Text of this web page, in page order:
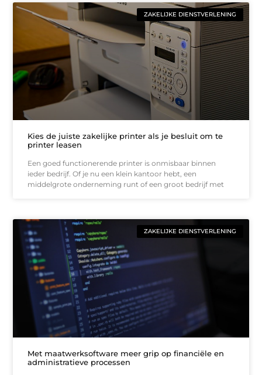
ZAKELIJKE DIENSTVERLENING
Kies de juiste zakelijke printer als je besluit om te
printer leasen
Een goed functionerende printer is onmisbaar binnen
ieder bedrijf. Of je nu een klein kantoor hebt, een
middelgrote onderneming runt of een groot bedrijf met
ZAKELIJKE DIENSTVERLENING
Met maatwerksoftware meer grip op financiële en
administratieve processen